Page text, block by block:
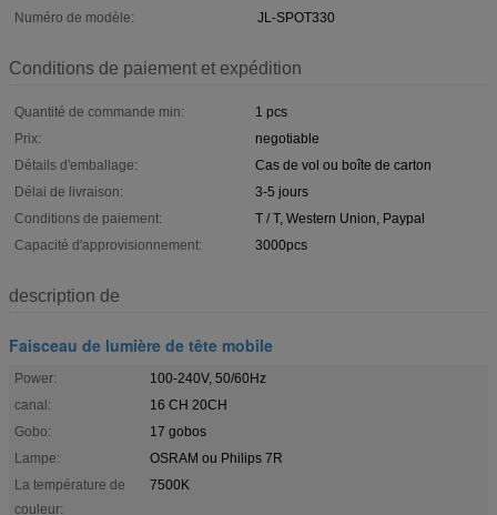
Numéro de modèle:
JL-SPOT330
Conditions de paiement et expédition
Quantité de commande min:
1 pcs
Prix:
negotiable
Détails d'emballage:
Cas de vol ou boîte de carton
Délai de livraison:
3-5 jours
Conditions de paiement:
T / T, Western Union, Paypal
Capacité d'approvisionnement:
3000pcs
description de
Faisceau de lumière de tête mobile
Power:
100-240V, 50/60Hz
canal:
16 CH 20CH
Gobo:
17 gobos
Lampe:
OSRAM ou Philips 7R
La température de
couleur:
7500K